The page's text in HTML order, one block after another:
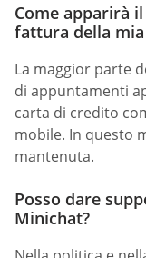
Come apparirà
fattura della
La maggior parte
di appuntamenti
carta di credito
mobile. In questo
mantenuta.
Posso dare
Minichat?